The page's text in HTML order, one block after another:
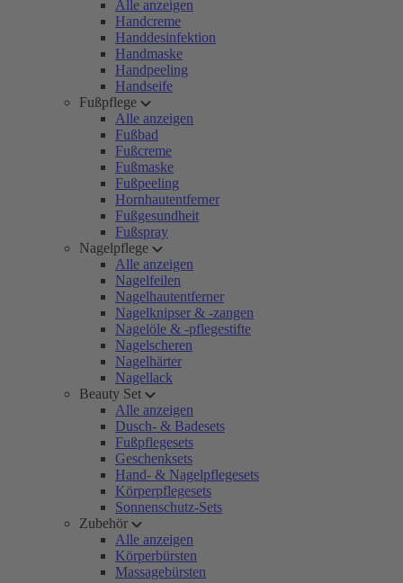
Alle anzeigen
Handcreme
Handdesinfektion
Handmaske
Handpeeling
Handseife
Fußpflege
Alle anzeigen
Fußbad
Fußcreme
Fußmaske
Fußpeeling
Hornhautentferner
Fußgesundheit
Fußspray
Nagelpflege
Alle anzeigen
Nagelfeilen
Nagelhautentferner
Nagelknipser & -zangen
Nagelöle & -pflegestifte
Nagelscheren
Nagelhärter
Nagellack
Beauty Set
Alle anzeigen
Dusch- & Badesets
Fußpflegesets
Geschenksets
Hand- & Nagelpflegesets
Körperpflegesets
Sonnenschutz-Sets
Zubehör
Alle anzeigen
Körperbürsten
Massagebürsten